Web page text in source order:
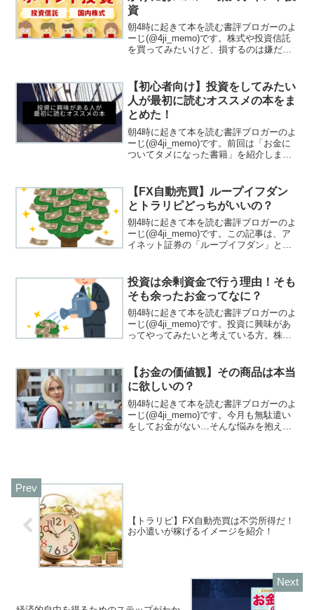
資
朝4時に起きて本を読む書評ブロガーのよ
ーじ(@4ji_memo)です。株式や投資信託
を買ってみたいけど、損するのは嫌だな
【初心者向け】投資をしてみたい
人が最初に読むオススメの本をま
とめた！
朝4時に起きて本を読む書評ブロガーのよ
ーじ(@4ji_memo)です。前回は「お金に
ついてタメになった書籍」を紹介しまし
をし続けたからだと思います。今回は
「投資...
【FX自動売買】ループイフダン
とトラリピどっちがいいの？
朝4時に起きて本を読む書評ブロガーのよ
ーじ(@4ji_memo)です。この記事は、ア
イネット証券の「ループイフダン」とマ
ます。個人的には、FXをやったことがあ
る・ないが...
投資は余剰資金で行う理由！そも
そも余ったお金ってなに？
朝4時に起きて本を読む書評ブロガーのよ
ーじ(@4ji_memo)です。投資に興味があ
ってやってみたいと考えている方。株式
【お金の価値観】その商品は本当
に欲しいの？
朝4時に起きて本を読む書評ブロガーのよ
ーじ(@4ji_memo)です。今月も無駄遣い
をしてお金がない…そんな悩みを抱えて
【トラリピ】FX自動売買は不労所得だ！
お小遣いが稼げるイメージを紹介！